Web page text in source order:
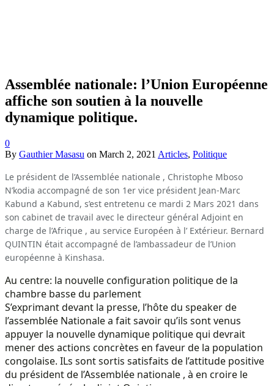
Assemblée nationale: l’Union Européenne
affiche son soutien à la nouvelle
dynamique politique.
0
By Gauthier Masasu on March 2, 2021 Articles, Politique
Le président de l’Assemblée nationale , Christophe Mboso
N’kodia accompagné de son 1er vice président Jean-Marc
Kabund a Kabund, s’est entretenu ce mardi 2 Mars 2021 dans
son cabinet de travail avec le directeur général Adjoint en
charge de l’Afrique , au service Européen à l’ Extérieur. Bernard
QUINTIN était accompagné de l’ambassadeur de l’Union
européenne à Kinshasa.
Au centre: la nouvelle configuration politique de la
chambre basse du parlement
S’exprimant devant la presse, l’hôte du speaker de
l’assemblée Nationale a fait savoir qu’ils sont venus
appuyer la nouvelle dynamique politique qui devrait
mener des actions concrètes en faveur de la population
congolaise. ILs sont sortis satisfaits de l’attitude positive
du président de l’Assemblée nationale , à en croire le